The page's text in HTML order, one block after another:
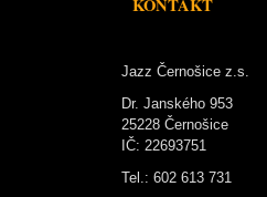
Jazz Černošice z.s.
Dr. Janského 953
25228 Černošice
IČ: 22693751
Tel.: 602 613 731